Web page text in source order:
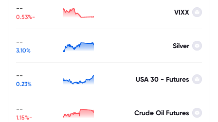
VIXX
--
-0.53%
Silver
--
3.10%
USA 30 - Futures
--
0.23%
Crude Oil Futures
--
-1.15%